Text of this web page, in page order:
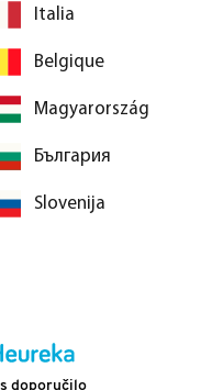
Italia
Belgique
Magyarország
България
Slovenija
doporučilo